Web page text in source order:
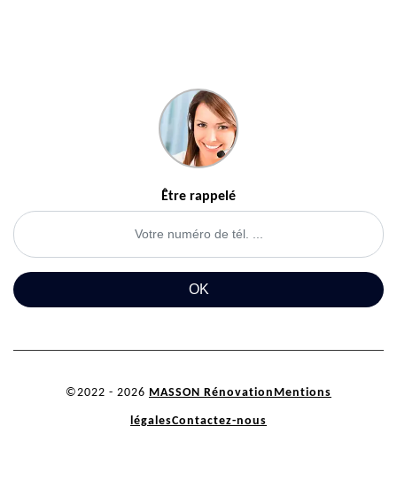
Être rappelé
©2022 - 2026 MASSON Rénovation Mentions
légalesContactez-nous